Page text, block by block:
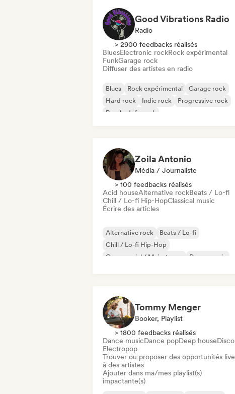
Good Vibrations Radio
Radio
> 2900 feedbacks réalisés
BluesElectronic rockRock expérimental
FunkGarage rock
Diffuser des artistes en radio
Blues Rock expérimental
Garage rock
Hard rock
Indie rock
Progressive rock
Psychedelic rock
Zoila Antonio
Média / Journaliste
> 100 feedbacks réalisés
Acid houseAlternative rockBeats / Lo-fi
Chill / Lo-fi Hip-HopClassical music
Écrire des articles
Alternative rock
Beats / Lo-fi
Chill / Lo-fi Hip-Hop
Commercial / Mainstream
Dance music
Tommy Menger
Booker, Playlist
> 1800 feedbacks réalisés
Dance musicDance popDeep houseDisco
Electropop
Trouver ou proposer des opportunités live
à des artistes
Ajouter dans ma/mes playlist(s)
impactante(s)